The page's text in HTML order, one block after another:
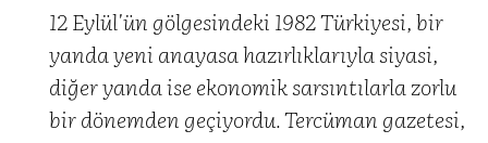
12 Eylül'ün gölgesindeki 1982 Türkiyesi, bir
yanda yeni anayasa hazırlıklarıyla siyasi,
diğer yanda ise ekonomik sarsıntılarla zorlu
bir dönemden geçiyordu. Tercüman gazetesi,